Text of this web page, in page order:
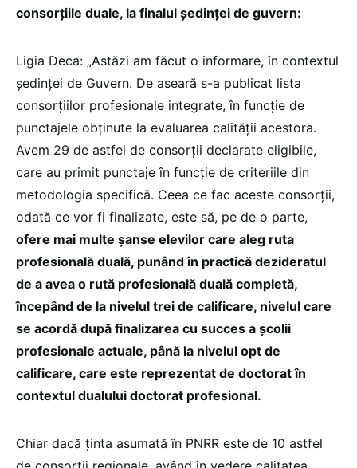
consorțiile duale, la finalul ședinței de guvern:
Ligia Deca: „Astăzi am făcut o informare, în contextul
ședinței de Guvern. De aseară s-a publicat lista
consorțiilor profesionale integrate, în funcție de
punctajele obținute la evaluarea calității acestora.
Avem 29 de astfel de consorții declarate eligibile,
care au primit punctaje în funcție de criteriile din
metodologia specifică. Ceea ce fac aceste consorții,
odată ce vor fi finalizate, este să, pe de o parte,
ofere mai multe șanse elevilor care aleg ruta
profesională duală, punând în practică dezideratul
de a avea o rută profesională duală completă,
începând de la nivelul trei de calificare, nivelul care
se acordă după finalizarea cu succes a școlii
profesionale actuale, până la nivelul opt de
calificare, care este reprezentat de doctorat în
contextul dualului doctorat profesional.
Chiar dacă ținta asumată în PNRR este de 10 astfel